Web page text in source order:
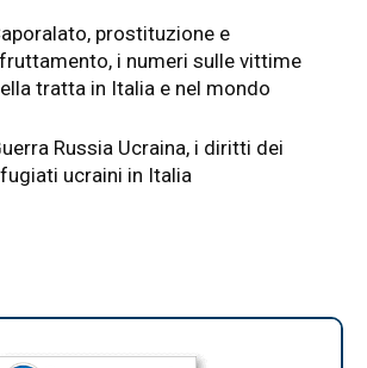
prostituzione e
i numeri sulle vittime
tratta in Italia e nel mondo
Russia Ucraina, i diritti dei
ucraini in Italia